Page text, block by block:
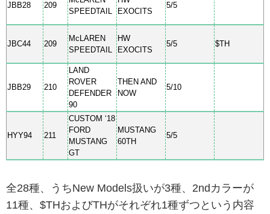
JBB28 209
SPEEDTAIL
EXOCITS
5/5
JBC44 209
McLAREN
SPEEDTAIL
HW
EXOCITS
5/5 $TH
JBB29 210
LAND
ROVER
DEFENDER
90
THEN AND
NOW
5/10
HYY94 211
CUSTOM ‘18
FORD
MUSTANG
GT
MUSTANG
60TH
5/5
全28種、うちNew Models扱いが3種、2ndカラーが
11種、$THおよびTHがそれぞれ1種ずつという内容